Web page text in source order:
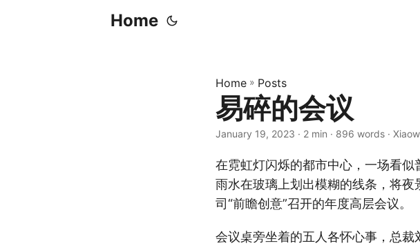
Home
Home » Posts
易碎的会议
January 19, 2023 · 2 min · 896 words ·
在霓虹灯闪烁的都市中心，一场看
雨水在玻璃上划出模糊的线条，将
司“前瞻创意”召开的年度高层会议。
会议桌旁坐着的五人各怀心事，总